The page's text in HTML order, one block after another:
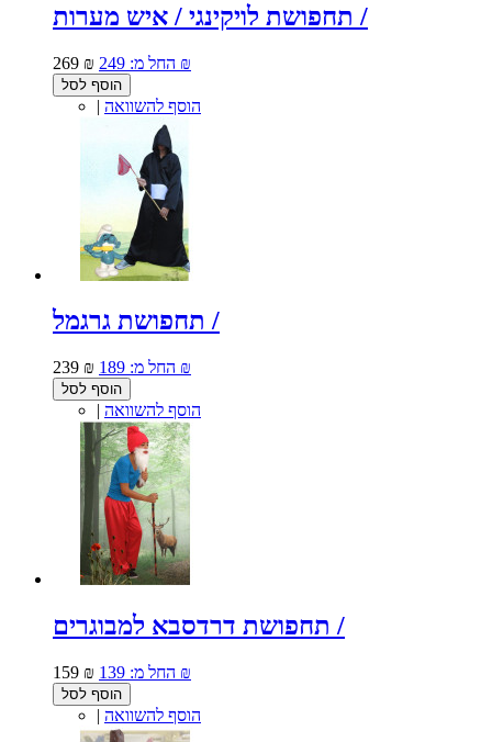
תחפושת לויקינגי / איש מערות /
269 ₪ החל מ: 249 ₪
הוסף לסל
| הוסף להשוואה
תחפושת גרגמל /
239 ₪ החל מ: 189 ₪
הוסף לסל
| הוסף להשוואה
תחפושת דרדסבא למבוגרים /
159 ₪ החל מ: 139 ₪
הוסף לסל
| הוסף להשוואה